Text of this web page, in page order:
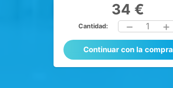
34 €
Cantidad: 1
Continuar con la compra